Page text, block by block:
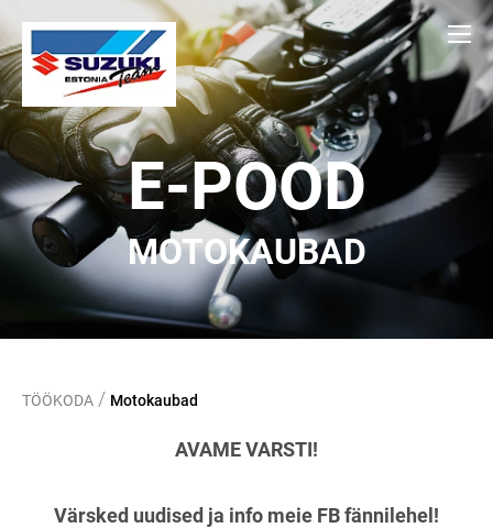
E-POOD
MOTOKAUBAD
TÖÖKODA / Motokaubad
AVAME VARSTI!
Värsked uudised ja info meie FB fännilehel!